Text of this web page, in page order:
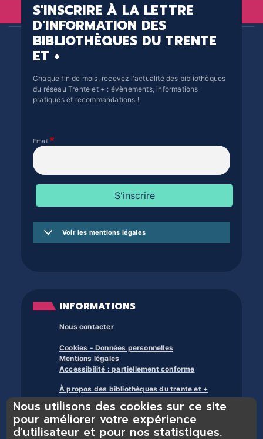
S'INSCRIRE À LA LETTRE
D'INFORMATION DES
BIBLIOTHÈQUES DU TRENTE
ET +
Chaque fin de mois, recevez l'actualité des bibliothèques
du réseau Trente et + : évènements, informations
pratiques et recommandations !
Email
Voir les mentions légales
INFORMATIONS
Nous contacter
Cookies - Données personnelles
Mentions légales
Accessibilité : partiellement conforme
À propos des bibliothèques du trente et +
Nous utilisons des cookies sur ce site
pour améliorer votre expérience
d'utilisateur et pour nos statistiques.